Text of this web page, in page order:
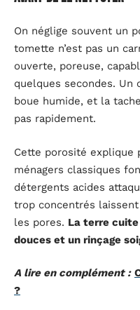
On néglige souvent un
tomette n’est pas un
ouverte, poreuse,
quelques secondes. Un
boue humide, et la
pas rapidement.
Cette porosité explique
ménagers classiques
détergents acides
trop concentrés
les pores. La terre
douces et un rinçage
A lire en complément :
?